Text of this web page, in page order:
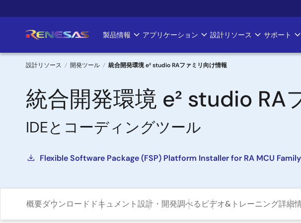
イ
ン
Main
navigation
製品情報 アプリケーション 設計リソース サポート
パ
ン
く
ず
設計リソース 開発ツール 統合開発環境 e² studio RAファミリ向け情報
統合開発環境 e² studio RA
IDEとコーディングツール
Flexible Software Package (FSP) Platform Installer for RA MCU
概要ダウンロード ドキュメント設計・開発調べる ビデオ&トレーニング詳細